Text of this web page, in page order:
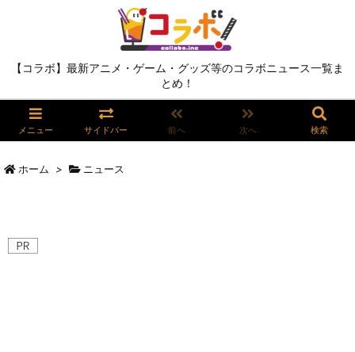
【コラボ】最新アニメ・ゲーム・グッズ等のコラボニュース一覧ま
とめ！
メニュー サイドバー 前へ 次へ 検索
ホーム > ニュース